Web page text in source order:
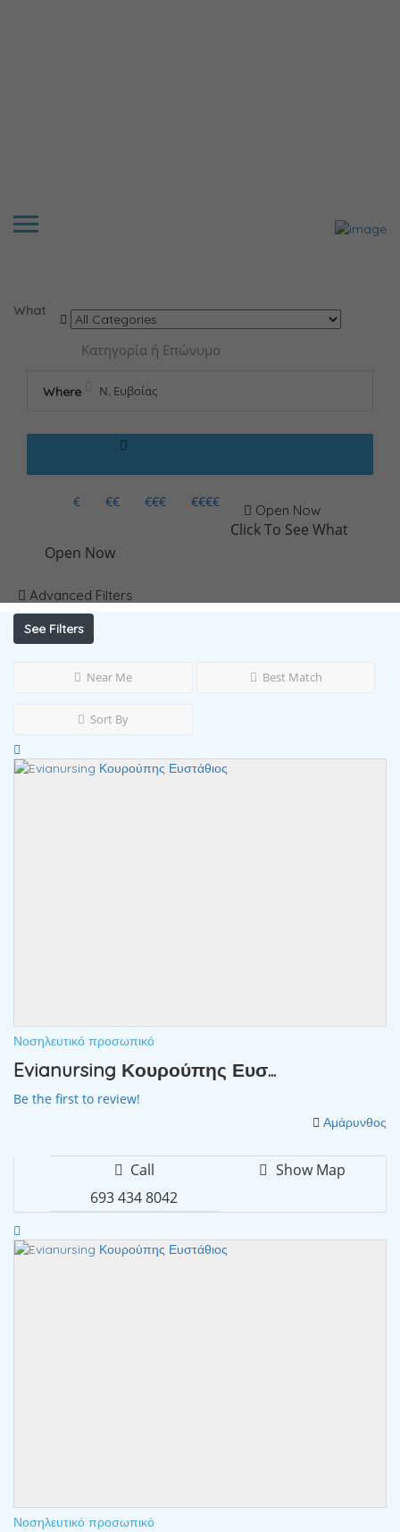
What
Where
€ €€ €€€ €€€€
Open Now
Click To See What
Open Now
Advanced Filters
See Filters
Near Me Best Match
Sort By
Νοσηλευτικό προσωπικό
Evianursing Κουρούπης Ευσ...
Be the first to review!
Αμάρυνθος
Call
693 434 8042
Show Map
Νοσηλευτικό προσωπικό